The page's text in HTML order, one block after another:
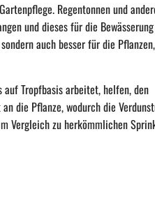
Regentonnen und
und dieses für die
auch besser für die
auf Tropfbasis arbeitet, helfen, den
die Pflanze, wodurch die
Vergleich zu herkömmlichen